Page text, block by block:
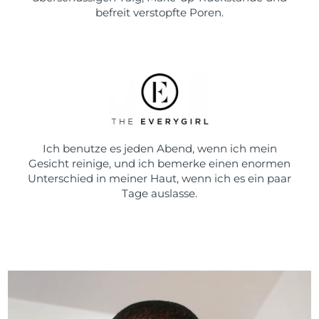
befreit verstopfte Poren.
Ich benutze es jeden Abend, wenn ich mein
Gesicht reinige, und ich bemerke einen enormen
Unterschied in meiner Haut, wenn ich es ein paar
Tage auslasse.